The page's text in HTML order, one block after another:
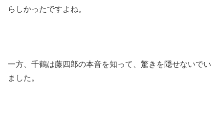
らしかったですよね。
一方、千鶴は藤四郎の本音を知って、驚きを隠せないでい
ました。